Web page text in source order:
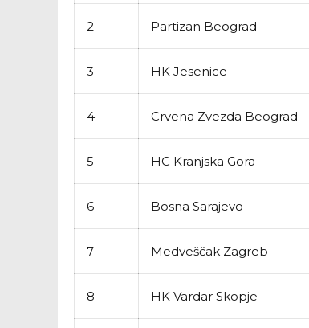
2 Partizan Beograd
3 HK Jesenice
4 Crvena Zvezda Beograd
5 HC Kranjska Gora
6 Bosna Sarajevo
7 Medveščak Zagreb
8 HK Vardar Skopje